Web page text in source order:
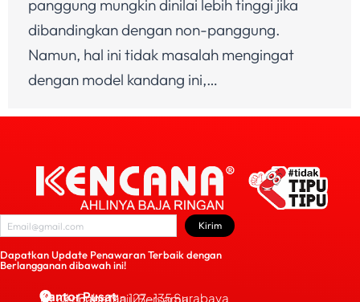
panggung mungkin dinilai lebih tinggi jika
dibandingkan dengan non-panggung.
Namun, hal ini tidak masalah mengingat
dengan model kandang ini,…
Dapatkan Update Penawaran Terbaik dengan
Berlangganan dibawah ini!
Kirim
Kantor Pusat
PT Kencana Maju Bersama
JL. Bubutan 127-135 Surabaya